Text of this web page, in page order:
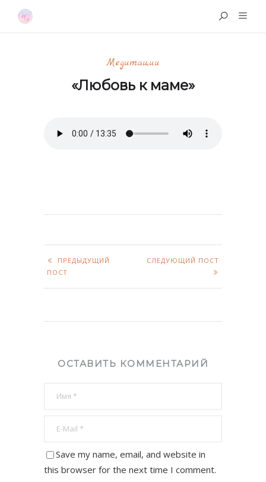
Медитации
«Любовь к маме»
ПРЕДЫДУЩИЙ
ПОСТ
СЛЕДУЮЩИЙ ПОСТ
ОСТАВИТЬ КОММЕНТАРИЙ
Save my name, email, and website in
this browser for the next time I comment.